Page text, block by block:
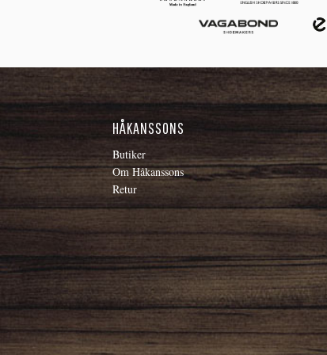
HÅKANSSONS
Butiker
Om Håkanssons
Retur